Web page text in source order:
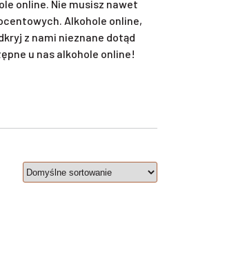
online. Nie musisz nawet
Alkohole online,
z nami nieznane dotąd
u nas alkohole online!